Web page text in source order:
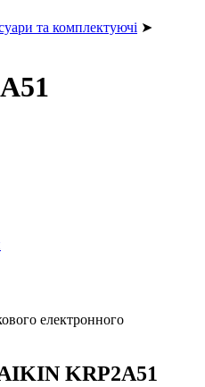
та комплектуючі ➤
електронного
KRP2A51